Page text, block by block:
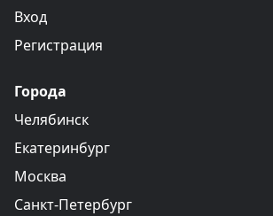
Вход
Регистрация
Города
Челябинск
Екатеринбург
Москва
Санкт-Петербург